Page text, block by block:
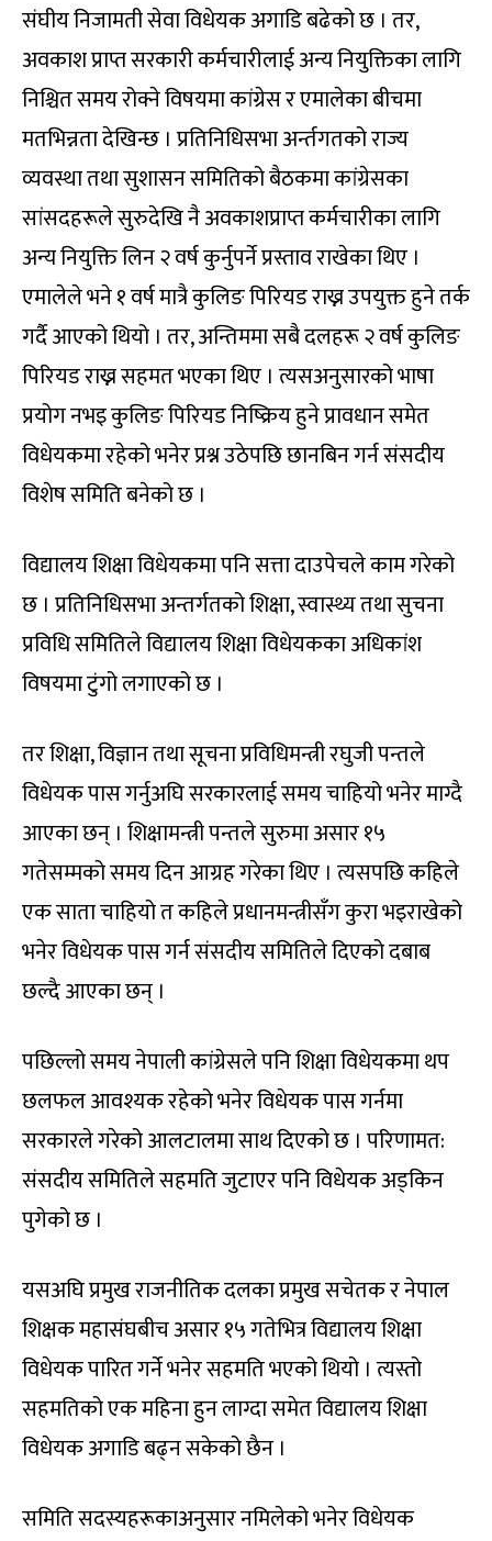
संघीय निजामती सेवा विधेयक अगाडि बढेको छ । तर,
अवकाश प्राप्त सरकारी कर्मचारीलाई अन्य नियुक्तिका लागि
निश्चित समय रोक्ने विषयमा कांग्रेस र एमालेका बीचमा
मतभिन्नता देखिन्छ । प्रतिनिधिसभा अर्न्तगतको राज्य
व्यवस्था तथा सुशासन समितिको बैठकमा कांग्रेसका
सांसदहरूले सुरुदेखि नै अवकाशप्राप्त कर्मचारीका लागि
अन्य नियुक्ति लिन २ वर्ष कुर्नुपर्ने प्रस्ताव राखेका थिए ।
एमालेले भने १ वर्ष मात्रै कुलिङ पिरियड राख्न उपयुक्त हुने तर्क
गर्दै आएको थियो । तर, अन्तिममा सबै दलहरू २ वर्ष कुलिङ
पिरियड राख्न सहमत भएका थिए । त्यसअनुसारको भाषा
प्रयोग नभइ कुलिङ पिरियड निष्क्रिय हुने प्रावधान समेत
विधेयकमा रहेको भनेर प्रश्न उठेपछि छानबिन गर्न संसदीय
विशेष समिति बनेको छ ।
विद्यालय शिक्षा विधेयकमा पनि सत्ता दाउपेचले काम गरेको
छ । प्रतिनिधिसभा अन्तर्गतको शिक्षा, स्वास्थ्य तथा सुचना
प्रविधि समितिले विद्यालय शिक्षा विधेयकका अधिकांश
विषयमा टुंगो लगाएको छ ।
तर शिक्षा, विज्ञान तथा सूचना प्रविधिमन्त्री रघुजी पन्तले
विधेयक पास गर्नुअघि सरकारलाई समय चाहियो भनेर माग्दै
आएका छन् । शिक्षामन्त्री पन्तले सुरुमा असार १५
गतेसम्मको समय दिन आग्रह गरेका थिए । त्यसपछि कहिले
एक साता चाहियो त कहिले प्रधानमन्त्रीसँग कुरा भइराखेको
भनेर विधेयक पास गर्न संसदीय समितिले दिएको दबाब
छल्दै आएका छन् ।
पछिल्लो समय नेपाली कांग्रेसले पनि शिक्षा विधेयकमा थप
छलफल आवश्यक रहेको भनेर विधेयक पास गर्नमा
सरकारले गरेको आलटालमा साथ दिएको छ । परिणामत:
संसदीय समितिले सहमति जुटाएर पनि विधेयक अड्किन
पुगेको छ ।
यसअघि प्रमुख राजनीतिक दलका प्रमुख सचेतक र नेपाल
शिक्षक महासंघबीच असार १५ गतेभित्र विद्यालय शिक्षा
विधेयक पारित गर्ने भनेर सहमति भएको थियो । त्यस्तो
सहमतिको एक महिना हुन लाग्दा समेत विद्यालय शिक्षा
विधेयक अगाडि बढ्न सकेको छैन ।
समिति सदस्यहरूकाअनुसार नमिलेको भनेर विधेयक